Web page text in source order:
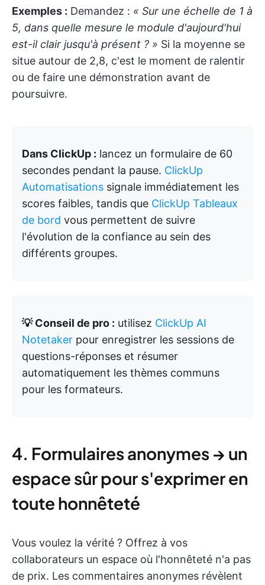
Exemples : Demandez : « Sur une échelle de 1 à
5, dans quelle mesure le module d'aujourd'hui
est-il clair jusqu'à présent ? » Si la moyenne se
situe autour de 2,8, c'est le moment de ralentir
ou de faire une démonstration avant de
poursuivre.
Dans ClickUp : lancez un formulaire de 60
secondes pendant la pause. ClickUp
Automatisations signale immédiatement les
scores faibles, tandis que ClickUp Tableaux
de bord vous permettent de suivre
l'évolution de la confiance au sein des
différents groupes.
💡 Conseil de pro : utilisez ClickUp AI
Notetaker pour enregistrer les sessions de
questions-réponses et résumer
automatiquement les thèmes communs
pour les formateurs.
4. Formulaires anonymes → un
espace sûr pour s'exprimer en
toute honnêteté
Vous voulez la vérité ? Offrez à vos
collaborateurs un espace où l'honnêteté n'a pas
de prix. Les commentaires anonymes révèlent